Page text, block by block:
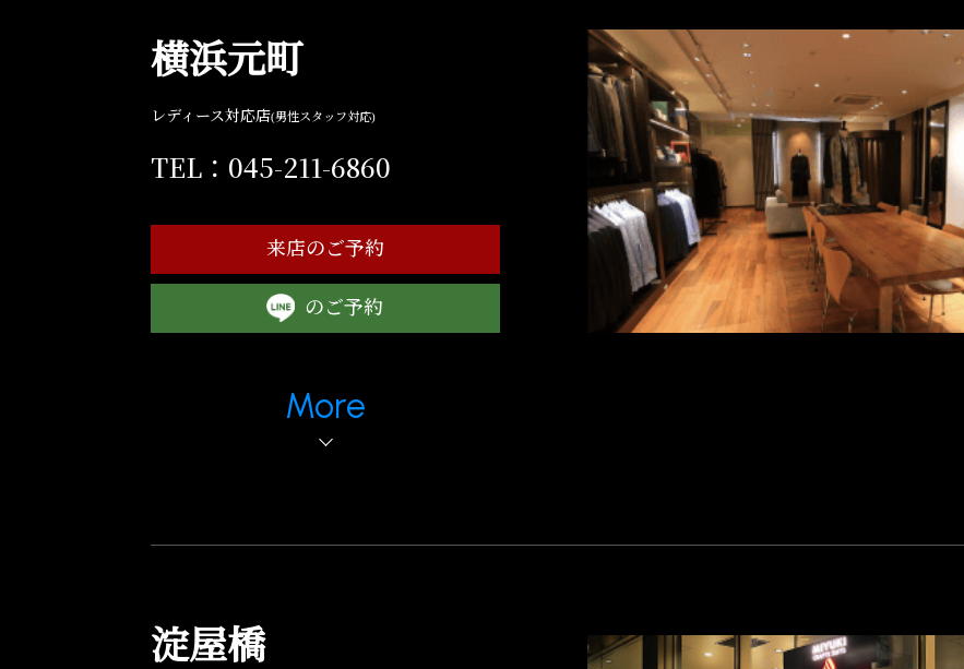
横浜元町
レディース対応店(男性スタッフ対応)
TEL：045-211-6860
来店のご予約
のご予約
More
淀屋橋